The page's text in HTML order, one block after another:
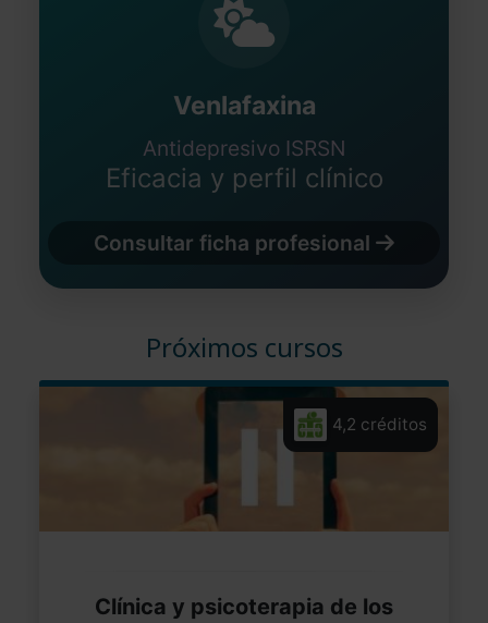
Venlafaxina
Antidepresivo ISRSN
Eficacia y perfil clínico
Consultar ficha profesional
Próximos cursos
4,2 créditos
Clínica y psicoterapia de los